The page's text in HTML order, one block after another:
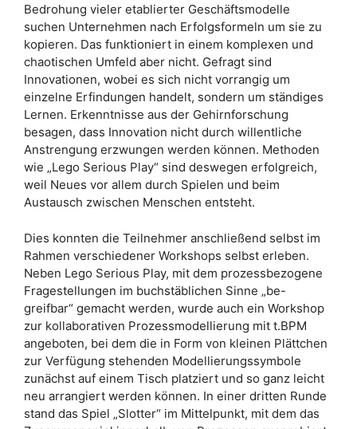
Bedrohung vieler etablierter Geschäftsmodelle
suchen Unternehmen nach Erfolgsformeln um sie zu
kopieren. Das funktioniert in einem komplexen und
chaotischen Umfeld aber nicht. Gefragt sind
Innovationen, wobei es sich nicht vorrangig um
einzelne Erfindungen handelt, sondern um ständiges
Lernen. Erkenntnisse aus der Gehirnforschung
besagen, dass Innovation nicht durch willentliche
Anstrengung erzwungen werden können. Methoden
wie „Lego Serious Play“ sind deswegen erfolgreich,
weil Neues vor allem durch Spielen und beim
Austausch zwischen Menschen entsteht.
Dies konnten die Teilnehmer anschließend selbst im
Rahmen verschiedener Workshops selbst erleben.
Neben Lego Serious Play, mit dem prozessbezogene
Fragestellungen im buchstäblichen Sinne „be-
greifbar“ gemacht werden, wurde auch ein Workshop
zur kollaborativen Prozessmodellierung mit t.BPM
angeboten, bei dem die in Form von kleinen Plättchen
zur Verfügung stehenden Modellierungssymbole
zunächst auf einem Tisch platziert und so ganz leicht
neu arrangiert werden können. In einer dritten Runde
stand das Spiel „Slotter“ im Mittelpunkt, mit dem das